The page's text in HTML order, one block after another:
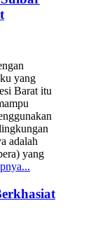
yang
Barat itu
adalah
yang